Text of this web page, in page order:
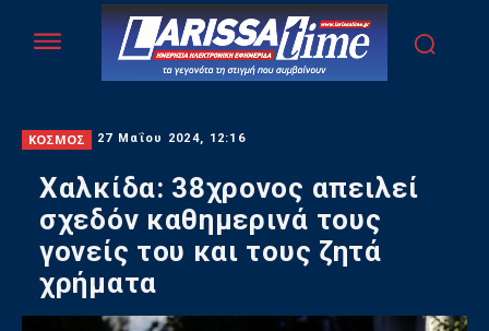
ΚΟΣΜΟΣ 27 Μαΐου 2024, 12:16
Χαλκίδα: 38χρονος απειλεί
σχεδόν καθημερινά τους
γονείς του και τους ζητά
χρήματα